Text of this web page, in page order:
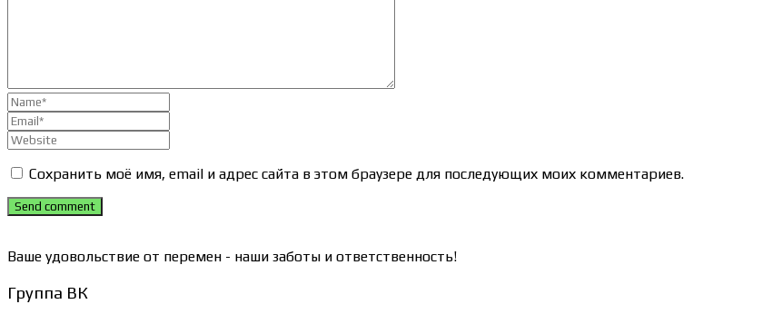
Сохранить моё имя, email и адрес сайта в этом браузере для последующих моих комментариев.
Send comment
Ваше удовольствие от перемен - наши заботы и ответственность!
Группа ВК